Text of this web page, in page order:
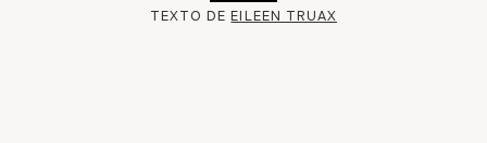
TEXTO DEEILEEN TRUAX